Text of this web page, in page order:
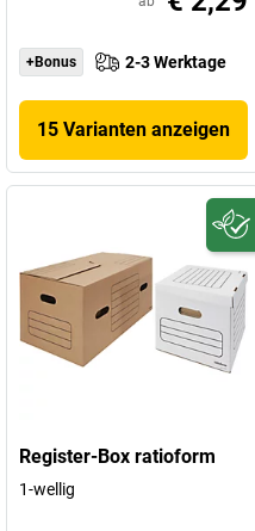
+Bonus 2-3 Werktage
15 Varianten anzeigen
Register-Box ratioform
1-wellig